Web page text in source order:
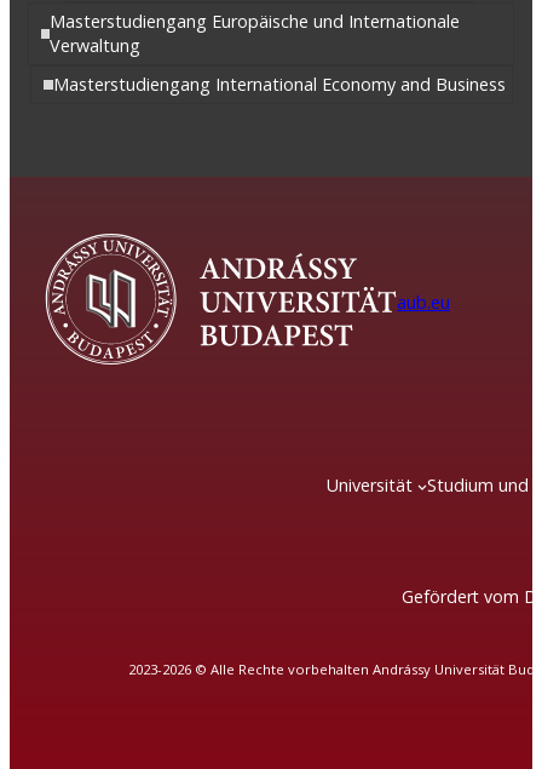
Masterstudiengang Europäische und Internationale
Verwaltung
Masterstudiengang International Economy and Business
aub.eu
Universität Studium und
Gefördert vom
2023-2026 © Alle Rechte vorbehalten Andrássy Universität